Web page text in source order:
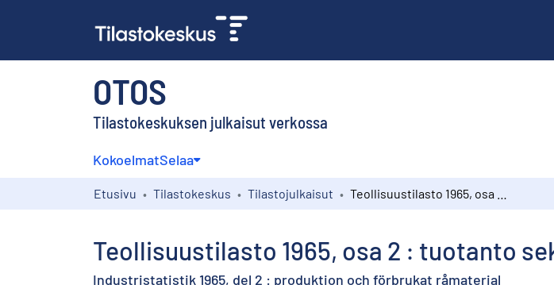
OTOS
Tilastokeskuksen julkaisut verkossa
KokoelmatSelaa
Etusivu Tilastokeskus Tilastojulkaisut
Teollisuustilasto 1965, osa 2 : tuotanto
Industristatistik 1965, del 2 : produktion och förbrukat råmaterial